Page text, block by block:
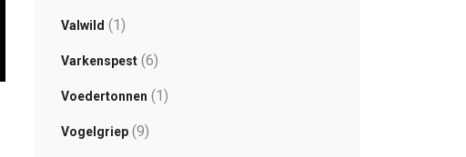
Valwild (1)
Varkenspest(6)
Voedertonnen (1)
Vogelgriep(9)